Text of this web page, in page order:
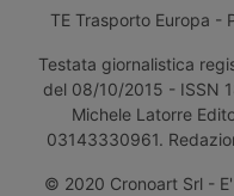
TE Trasporto Europa -
Testata giornalistica
del 08/10/2015 - ISSN
Michele Latorre
03143330961.
© 2020 Cronoart Srl -